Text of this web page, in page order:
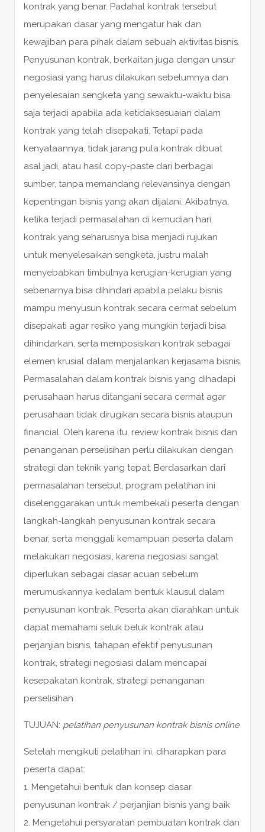
kontrak yang benar. Padahal kontrak tersebut
merupakan dasar yang mengatur hak dan
kewajiban para pihak dalam sebuah aktivitas bisnis.
Penyusunan kontrak, berkaitan juga dengan unsur
negosiasi yang harus dilakukan sebelumnya dan
penyelesaian sengketa yang sewaktu-waktu bisa
saja terjadi apabila ada ketidaksesuaian dalam
kontrak yang telah disepakati. Tetapi pada
kenyataannya, tidak jarang pula kontrak dibuat
asal jadi, atau hasil copy-paste dari berbagai
sumber, tanpa memandang relevansinya dengan
kepentingan bisnis yang akan dijalani. Akibatnya,
ketika terjadi permasalahan di kemudian hari,
kontrak yang seharusnya bisa menjadi rujukan
untuk menyelesaikan sengketa, justru malah
menyebabkan timbulnya kerugian-kerugian yang
sebenarnya bisa dihindari apabila pelaku bisnis
mampu menyusun kontrak secara cermat sebelum
disepakati agar resiko yang mungkin terjadi bisa
dihindarkan, serta memposisikan kontrak sebagai
elemen krusial dalam menjalankan kerjasama bisnis.
Permasalahan dalam kontrak bisnis yang dihadapi
perusahaan harus ditangani secara cermat agar
perusahaan tidak dirugikan secara bisnis ataupun
financial. Oleh karena itu, review kontrak bisnis dan
penanganan perselisihan perlu dilakukan dengan
strategi dan teknik yang tepat. Berdasarkan dari
permasalahan tersebut, program pelatihan ini
diselenggarakan untuk membekali peserta dengan
langkah-langkah penyusunan kontrak secara
benar, serta menggali kemampuan peserta dalam
melakukan negosiasi, karena negosiasi sangat
diperlukan sebagai dasar acuan sebelum
merumuskannya kedalam bentuk klausul dalam
penyusunan kontrak. Peserta akan diarahkan untuk
dapat memahami seluk beluk kontrak atau
perjanjian bisnis, tahapan efektif penyusunan
kontrak, strategi negosiasi dalam mencapai
kesepakatan kontrak, strategi penanganan
perselisihan
TUJUAN: pelatihan penyusunan kontrak bisnis online
Setelah mengikuti pelatihan ini, diharapkan para
peserta dapat:
1. Mengetahui bentuk dan konsep dasar
penyusunan kontrak / perjanjian bisnis yang baik
2. Mengetahui persyaratan pembuatan kontrak dan